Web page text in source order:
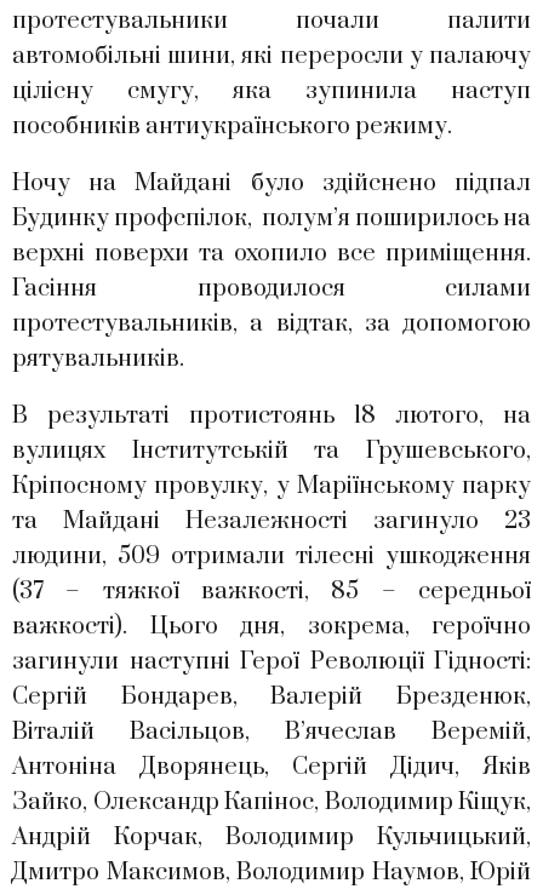
протестувальники почали палити
автомобільні шини, які переросли у палаючу
цілісну смугу, яка зупинила наступ
пособників антиукраїнського режиму.
Ночу на Майдані було здійснено підпал
Будинку профспілок, полум’я поширилось на
верхні поверхи та охопило все приміщення.
Гасіння проводилося силами
протестувальників, а відтак, за допомогою
рятувальників.
В результаті протистоянь 18 лютого, на
вулицях Інститутській та Грушевського,
Кріпосному провулку, у Маріїнському парку
та Майдані Незалежності загинуло 23
людини, 509 отримали тілесні ушкодження
(37 – тяжкої важкості, 85 – середньої
важкості). Цього дня, зокрема, героїчно
загинули наступні Герої Революції Гідності:
Сергій Бондарев, Валерій Брезденюк,
Віталій Васільцов, В’ячеслав Веремій,
Антоніна Дворянець, Сергій Дідич, Яків
Зайко, Олександр Капінос, Володимир Кіщук,
Андрій Корчак, Володимир Кульчицький,
Дмитро Максимов, Володимир Наумов, Юрій